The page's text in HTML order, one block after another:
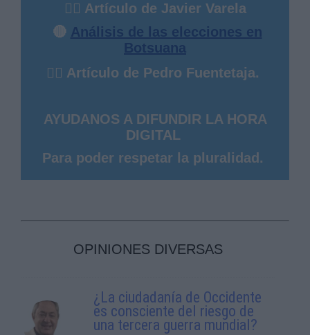
✍🏻 Artículo de Javier Varela
🔴 Análisis de las elecciones en
Botsuana
✍🏻 Artículo de Pedro Fuentetaja.
AYUDANOS A DIFUNDIR LA HORA
DIGITAL
Para poder respetar la pluralidad.
OPINIONES DIVERSAS
¿La ciudadanía de Occidente
es consciente del riesgo de
una tercera guerra mundial?